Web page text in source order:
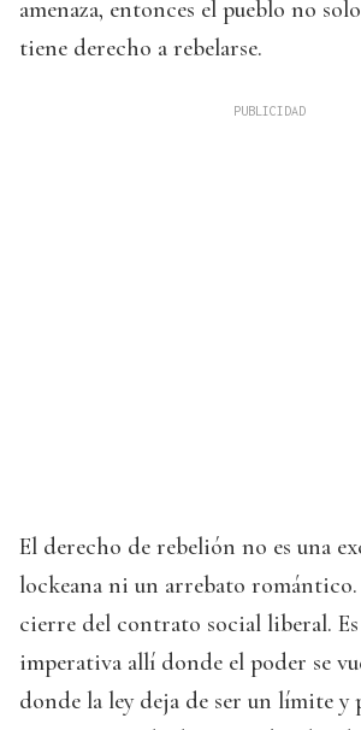
amenaza, entonces el pueblo no
tiene derecho a rebelarse.
El derecho de rebelión no es una
lockeana ni un arrebato romántico.
cierre del contrato social liberal.
imperativa allí donde el poder se
donde la ley deja de ser un límite y